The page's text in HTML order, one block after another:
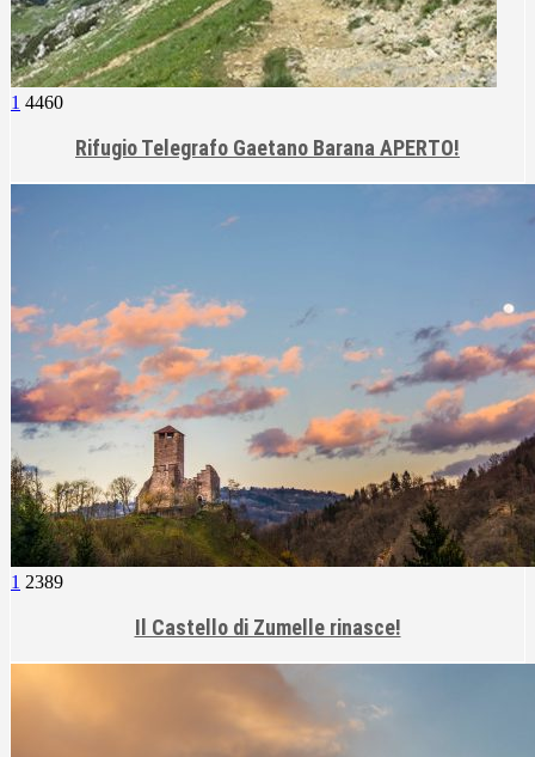
1 4460
Rifugio Telegrafo Gaetano Barana APERTO!
1 2389
Il Castello di Zumelle rinasce!